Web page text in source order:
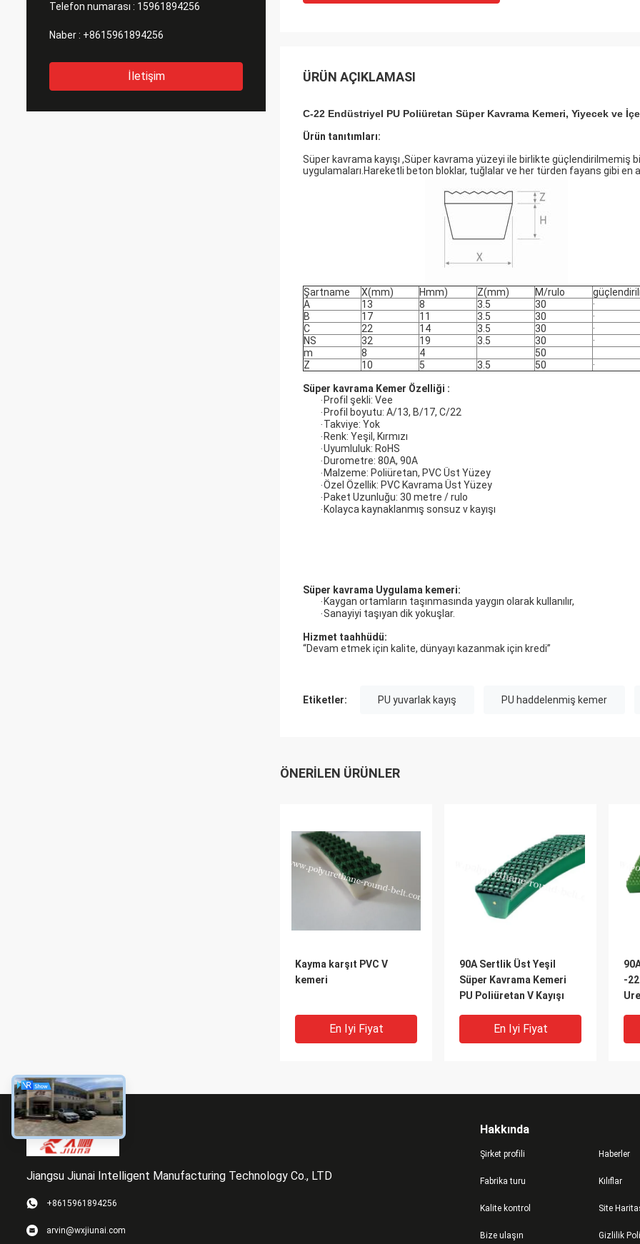
Telefon numarası : 15961894256
Naber : +8615961894256
İletişim ÜRÜN AÇIKLAMASI
C-22 Endüstriyel PU Poliüretan Süper Kavrama Kemeri, Yiyecek ve
Ürün tanıtımları:
Süper kavrama kayışı ,Süper kavrama yüzeyi ile birlikte güçlendirilmemiş
uygulamaları.Hareketli beton bloklar, tuğlalar ve her türden fayans gibi en
Şartname X(mm) Hmm) Z(mm) M/rulo
A
13 8 3.5 30 ·
B
17 11 3.5 30 ·
C
22 14 3.5 30 ·
NS
32 19 3.5 30 ·
m
8 4
50
Z
10 5 3.5 50 ·
Süper kavrama Kemer Özelliği :
· Profil şekli: Vee
· Profil boyutu: A/13, B/17, C/22
· Takviye: Yok
· Renk: Yeşil, Kırmızı
·Uyumluluk: RoHS
· Durometre: 80A, 90A
· Malzeme: Poliüretan, PVC Üst Yüzey
·Özel Özellik: PVC Kavrama Üst Yüzey
· Paket Uzunluğu: 30 metre / rulo
· Kolayca kaynaklanmış sonsuz v kayışı
Süper kavrama Uygulama kemeri:
· Kaygan ortamların taşınmasında yaygın olarak kullanılır,
·Sanayiyi taşıyan dik yokuşlar.
Hizmet taahhüdü:
“Devam etmek için kalite, dünyayı kazanmak için kredi”
Etiketler: PU yuvarlak kayış PU haddelenmiş kemer
ÖNERILEN ÜRÜNLER
Kayma karşıt PVC V
kemeri
En Iyi Fiyat
90A Sertlik Üst Yeşil
Süper Kavrama Kemeri
PU Poliüretan V Kayışı
En Iyi Fiyat
-
Corrugated Belt PU Vee
Jiangsu Jiunai Intelligent Manufacturing Technology Co., LTD
+8615961894256
arvin@wxjiunai.com
Hakkında
Şirket profili
Fabrika turu
Kalite kontrol
Bize ulaşın
Haberler
Kılıflar
Site
Gizlilik